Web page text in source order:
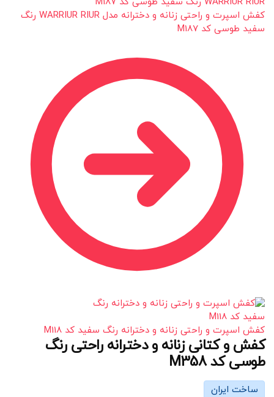
کفش اسپرت و راحتی زنانه و دخترانه مدل WARRIUR RIUR رنگ
سفید طوسی کد M187
کفش اسپرت و راحتی زنانه و دخترانه رنگ سفید کد M118
کفش و کتانی زنانه و دخترانه راحتی رنگ
طوسی کد M358
ساخت ایران